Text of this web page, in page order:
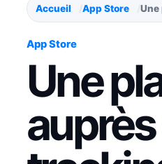
Accueil App Store Une
App Store
Une
auprès